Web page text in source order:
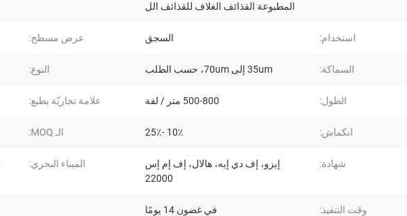
المطبوعة القذائف الغلاف للقذائف الل
استخدام: السجق عرض مسطح:
السماكة: 35um إلى 70um، حسب الطلب النوع:
الطول: 500-800 متر / لفة علامة تجاريّة يطبع:
انكماش: 10٪ -25٪ الـ MOQ:
شهادة:
إيزو، إف دي إيه، هالال، إف إم إس
22000
الميناء البحري:
وقت التنفيذ: في غضون 14 يومًا